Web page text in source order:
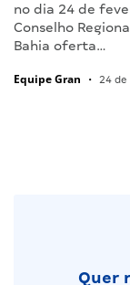
no dia 24 de
Conselho
Bahia oferta…
Equipe Gran • 24 de
Quer